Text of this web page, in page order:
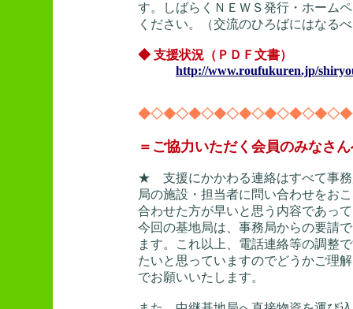
す。しばらくＮＥＷＳ発行・ホーム
ください。（交流のひろばにはなる
◆ 支援状況（ＰＤＦ文書）
http://www.roufukuren.jp/
＝ご協力いただく会員のみなさ
★ 支援にかかわる連絡はすべて事務
局の施設・担当者に問い合わせをお
合わせた方が早いと思う内容であっ
今回の基地局は、事務局からの要請
ます。これ以上、電話連絡等の調整
たいと思っていますのでどうかご理
でお願いいたします。